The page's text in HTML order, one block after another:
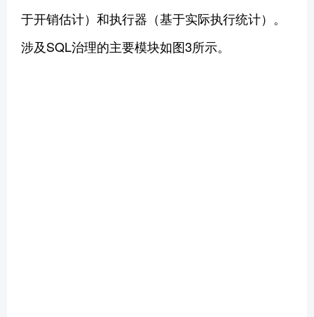
于开销估计）和执行器（基于实际执行统计）。
涉及SQL治理的主要模块如图3所示。